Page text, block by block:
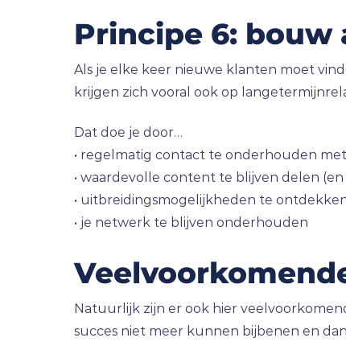
Principe 6:
Als je elke keer nieuwe klanten moet
krijgen zich vooral ook op
Dat doe je door…
• regelmatig contact te onderhouden
• waardevolle content te blijven delen
• uitbreidingsmogelijkheden te
• je netwerk te blijven onderhouden
Natuurlijk zijn er ook hier
succes niet meer kunnen bijbenen en